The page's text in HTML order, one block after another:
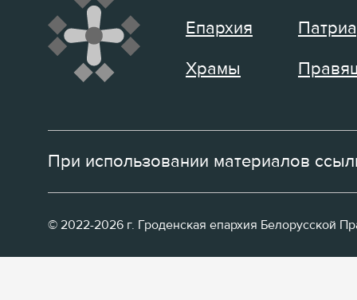
Епархия
Храмы
При использовании материалов
© 2022-2026 г. Гроденская епархия Белорусской